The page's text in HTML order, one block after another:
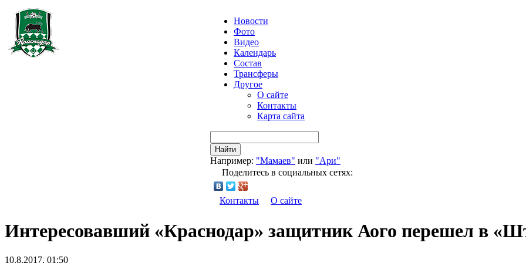
Новости
Фото
Видео
Календарь
Состав
Трансферы
Другое
О сайте
Контакты
Карта сайта
Найти
Например: "Мамаев" или "Ари"
Поделитесь в социальных сетях:
Контакты О сайте
Интересовавший «Краснодар» защитник Аого перешел в
10.8.2017, 01:50